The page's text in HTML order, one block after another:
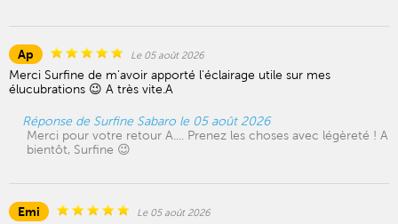
Ap Le 05 août 2026
Merci Surfine de m'avoir apporté l'éclairage utile sur mes
élucubrations 😉 A très vite.A
Réponse de Surfine Sabaro le 05 août 2026
Merci pour votre retour A.... Prenez les choses avec légèreté ! A
bientôt, Surfine 😉
Emi Le 05 août 2026